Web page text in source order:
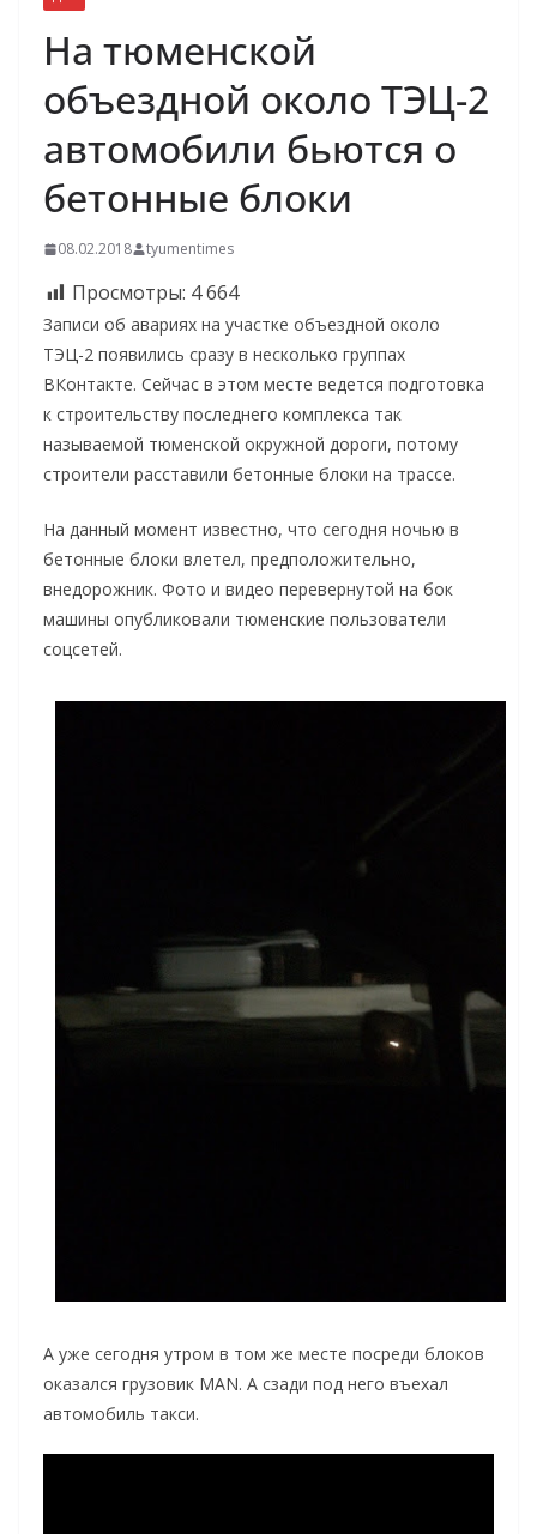
На тюменской
объездной около ТЭЦ-2
автомобили бьются о
бетонные блоки
08.02.2018 tyumentimes
Просмотры: 4 664
Записи об авариях на участке объездной около
ТЭЦ-2 появились сразу в несколько группах
ВКонтакте. Сейчас в этом месте ведется подготовка
к строительству последнего комплекса так
называемой тюменской окружной дороги, потому
строители расставили бетонные блоки на трассе.
На данный момент известно, что сегодня ночью в
бетонные блоки влетел, предположительно,
внедорожник. Фото и видео перевернутой на бок
машины опубликовали тюменские пользователи
соцсетей.
А уже сегодня утром в том же месте посреди блоков
оказался грузовик MAN. А сзади под него въехал
автомобиль такси.